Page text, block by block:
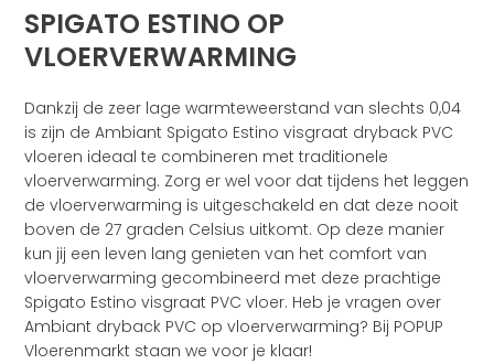
SPIGATO ESTINO OP
VLOERVERWARMING
Dankzij de zeer lage warmteweerstand van slechts 0,04
is zijn de Ambiant Spigato Estino visgraat dryback PVC
vloeren ideaal te combineren met traditionele
vloerverwarming. Zorg er wel voor dat tijdens het leggen
de vloerverwarming is uitgeschakeld en dat deze nooit
boven de 27 graden Celsius uitkomt. Op deze manier
kun jij een leven lang genieten van het comfort van
vloerverwarming gecombineerd met deze prachtige
Spigato Estino visgraat PVC vloer. Heb je vragen over
Ambiant dryback PVC op vloerverwarming? Bij POPUP
Vloerenmarkt staan we voor je klaar!